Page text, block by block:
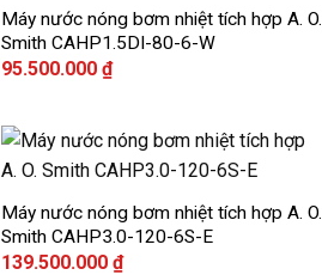
Máy nước nóng bơm nhiệt tích hợp A. O.
Smith CAHP1.5DI-80-6-W
95.500.000₫
+
Máy nước nóng bơm nhiệt tích hợp A. O.
Smith CAHP3.0-120-6S-E
139.500.000₫